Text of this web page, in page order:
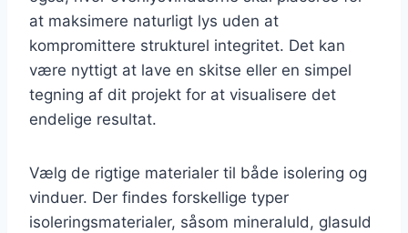
at maksimere naturligt lys uden at
kompromittere strukturel integritet. Det kan
være nyttigt at lave en skitse eller en simpel
tegning af dit projekt for at visualisere det
endelige resultat.
Vælg de rigtige materialer til både isolering og
vinduer. Der findes forskellige typer
isoleringsmaterialer, såsom mineraluld, glasuld